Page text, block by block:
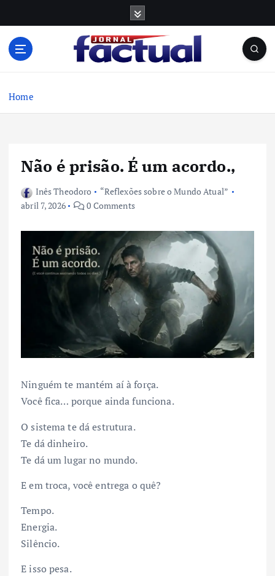
Home
Não é prisão. É um acordo.,
Inês Theodoro
“Reflexões sobre o Mundo Atual”
abril 7, 2026
0 Comments
Ninguém te mantém aí à força.
Você fica… porque ainda funciona.
O sistema te dá estrutura.
Te dá dinheiro.
Te dá um lugar no mundo.
E em troca, você entrega o quê?
Tempo.
Energia.
Silêncio.
E isso pesa.